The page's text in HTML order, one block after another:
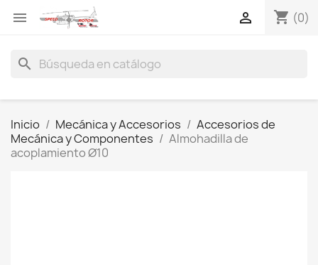
 shopping_cart (0)

search
Inicio Mecánica y Accesorios
Accesorios de
Mecánica y Componentes
Almohadilla de
acoplamiento Ø10